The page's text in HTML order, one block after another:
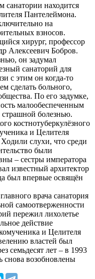
санатории находится
Пантелеймона.
на
взносов.
хирург, профессор
Алексеевич Бобров.
он задумал
санаторий для
с этим он когда-то
сделать больного,
По его задумке,
малообеспеченным
страшной болезнью.
костнотуберкулёзного
и Целителя
слухи, что среди
были
– сестры императора
известный архитектор
был впервые освящён
врача санатория
самоотверженности
пережил лихолетье
действие
и Целителя
властей был
семьдесят лет – в 1993
снова возобновлены